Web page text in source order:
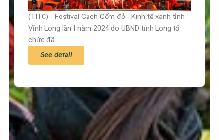
Trang chủ
Tin tức – Sự kiện
(TITC) - Festival Gạch Gốm đỏ - Kinh tế xanh tỉnh
Vĩnh Long lần I năm 2024 do UBND tỉnh Long tổ
chức đã
See detail